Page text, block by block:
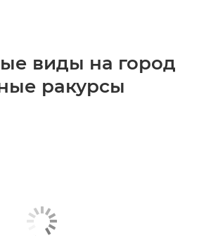
виды на город
ракурсы